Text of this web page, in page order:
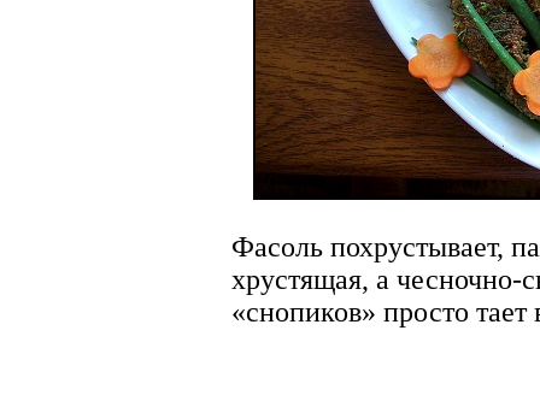
Фасоль похрустывает,
хрустящая, а
«снопиков» просто тает